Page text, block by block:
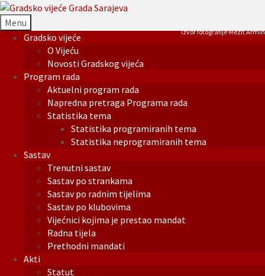
Menu
Gradsko vijeće
O Vijeću
Novosti Gradskog vijeća
Program rada
Aktuelni program rada
Napredna pretraga Programa rada
Statistika tema
Statistika programiranih tema
Statistika neprogramiranih tema
Sastav
Trenutni sastav
Sastav po strankama
Sastav po radnim tijelima
Sastav po klubovima
Vijećnici kojima je prestao mandat
Radna tijela
Prethodni mandati
Akti
Statut
Izvor fotografije Mezit Armin